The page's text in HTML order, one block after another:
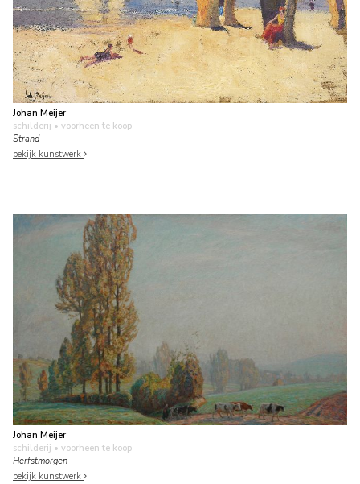
Johan Meijer
schilderij • voorheen te koop
Strand
bekijk kunstwerk
Johan Meijer
schilderij • voorheen te koop
Herfstmorgen
bekijk kunstwerk